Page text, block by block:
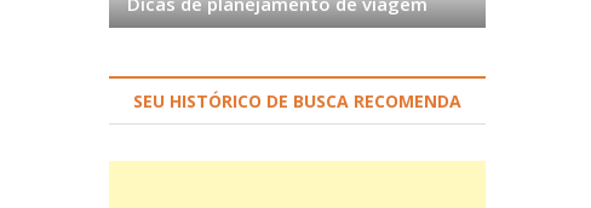
SEU HISTÓRICO DE BUSCA RECOMENDA